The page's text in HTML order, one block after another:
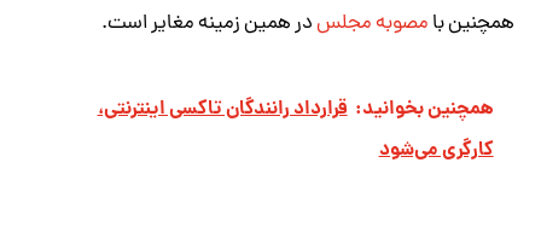
همچنین بامصوبه مجلسدر همین زمینه مغایر است.
همچنین بخوانید: قرارداد رانندگان تاکسی‌ اینترنتی،
کارگری می‌شود